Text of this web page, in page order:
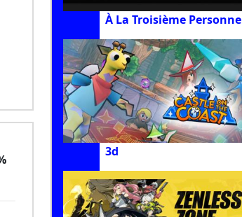
À La Troisième Personne
3d